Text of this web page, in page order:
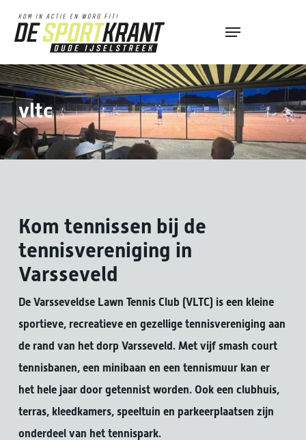
content
vltc
Kom tennissen bij de
tennisvereniging in
Varsseveld
De Varsseveldse Lawn Tennis Club (VLTC) is een kleine
sportieve, recreatieve en gezellige tennisvereniging aan
de rand van het dorp Varsseveld. Met vijf smash court
tennisbanen, een minibaan en een tennismuur kan er
het hele jaar door getennist worden. Ook een clubhuis,
terras, kleedkamers, speeltuin en parkeerplaatsen zijn
onderdeel van het tennispark.
Menu